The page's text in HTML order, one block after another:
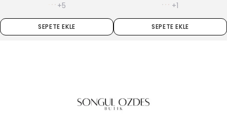
+5
SEPETE EKLE
+1
SEPETE EKLE